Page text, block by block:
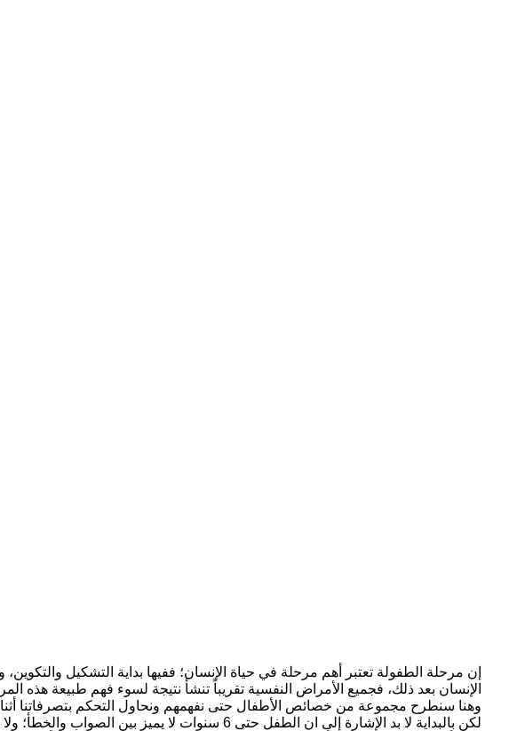
إن مرحلة الطفولة تعتبر أهم مرحلة في حياة الإنسان؛ ففيها بداية التشكيل
الإنسان بعد ذلك، فجميع الأمراض النفسية تقريباً تنشأ نتيجة لسوء فهم طبيعة هذه
وهنا سنطرح مجموعة من خصائص الأطفال حتى نفهمهم ونحاول التحكم بتصرفاتنا
لكن بالبداية لا بد الإشارة إلى ان الطفل حتى 6 سنوات لا يميز بين